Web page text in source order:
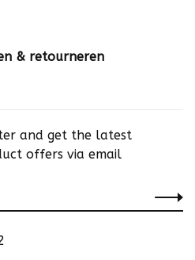
& retourneren
and get the latest
offers via email